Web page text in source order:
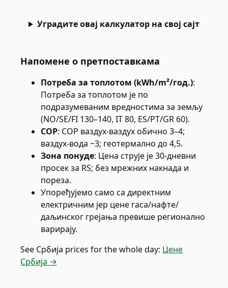
Уградите овај калкулатор на свој сајт
Напомене о претпоставкама
Потреба за топлотом (kWh/m²/год.):
Потреба за топлотом је по
подразумеваним вредностима за земљу
(NO/SE/FI 130–140, IT 80, ES/PT/GR 60).
COP: COP ваздух-ваздух обично 3–4;
ваздух-вода ~3; геотермално до 4,5.
Зона понуде: Цена струје је 30-дневни
просек за RS; без мрежних накнада и
пореза.
Упоређујемо само са директним
електричним јер цене гаса/нафте/
даљинског грејања превише регионално
варирају.
See Србија prices for the whole day: Цене
Србија →